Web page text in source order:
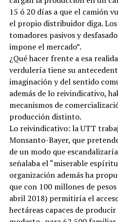
15 ó 20 días a que el camión
el propio distribuidor diga.
tomadores pasivos y
impone el mercado”.
¿Qué hacer frente a esa
verdulería tiene su
imaginación y del sentido
además de lo reivindicativo,
mecanismos de
producción distinto.
Lo reivindicativo: la UTT
Monsanto-Bayer, que
de un modo que
señalaba el “miserable
organización además ha
que con 100 millones de
abril 2018) permitiría el
hectáreas capaces de